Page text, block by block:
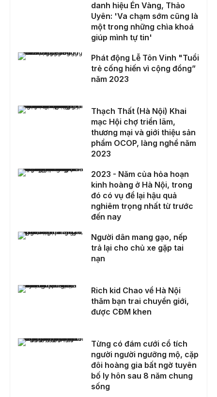
danh hiệu Én Vàng, Thảo
Uyên: 'Va chạm sớm cũng là
một trong những chìa khoá
giúp mình tự tin'
Phát động Lễ Tôn Vinh "Tuổi trẻ cống hiến vì cộng đồng” năm 2023
Phát động Lễ Tôn Vinh "Tuổi
trẻ cống hiến vì cộng đồng”
năm 2023
Thạch Thất (Hà Nội) Khai mạc Hội chợ triển lãm, thương mại và giới thiệu sản phẩm OCOP, làng nghề năm 2023
Thạch Thất (Hà Nội) Khai
mạc Hội chợ triển lãm,
thương mại và giới thiệu sản
phẩm OCOP, làng nghề năm
2023
2023 - Năm của hỏa hoạn kinh hoàng ở Hà Nội, trong đó có vụ để lại hậu quả nghiêm trọng nhất từ trước đến nay
2023 - Năm của hỏa hoạn
kinh hoàng ở Hà Nội, trong
đó có vụ để lại hậu quả
nghiêm trọng nhất từ trước
đến nay
Người dân mang gạo, nếp trả lại cho chủ xe gặp tai nạn
Người dân mang gạo, nếp
trả lại cho chủ xe gặp tai
nạn
Rich kid Chao về Hà Nội thăm bạn trai chuyển giới, được CĐM khen
Rich kid Chao về Hà Nội
thăm bạn trai chuyển giới,
được CĐM khen
Từng có đám cưới cổ tích người người ngưỡng mộ, cặp đôi hoàng gia bất ngờ tuyên bố ly hôn sau 8 năm chung sống
Từng có đám cưới cổ tích
người người ngưỡng mộ, cặp
đôi hoàng gia bất ngờ tuyên
bố ly hôn sau 8 năm chung
sống